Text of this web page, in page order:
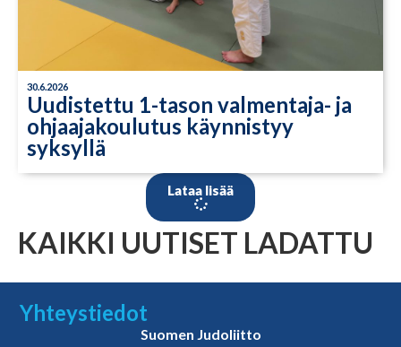
30.6.2026
Uudistettu 1-tason valmentaja- ja
ohjaajakoulutus käynnistyy
syksyllä
Lataa lisää
KAIKKI UUTISET LADATTU
Yhteystiedot
Suomen Judoliitto